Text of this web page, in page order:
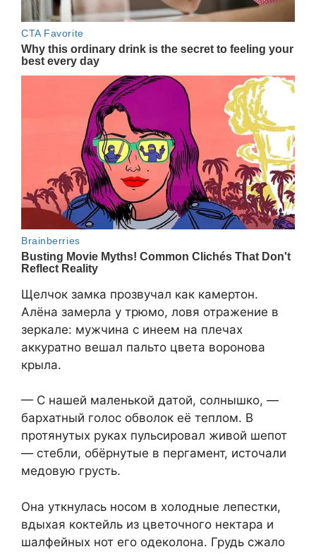
Щелчок замка прозвучал как камертон.
Алёна замерла у трюмо, ловя отражение в
зеркале: мужчина с инеем на плечах
аккуратно вешал пальто цвета воронова
крыла.
— С нашей маленькой датой, солнышко, —
бархатный голос обволок её теплом. В
протянутых руках пульсировал живой шепот
— стебли, обёрнутые в пергамент, источали
медовую грусть.
Она уткнулась носом в холодные лепестки,
вдыхая коктейль из цветочного нектара и
шалфейных нот его одеколона. Грудь сжало